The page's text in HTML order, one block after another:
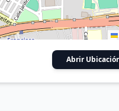
Abrir